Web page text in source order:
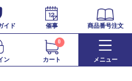
イド 催事 商品番号注文
ン カート
0
メニュー